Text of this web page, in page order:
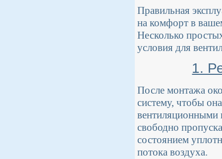
Правильная
на комфорт в
Несколько
условия для
1.
После монтажа
систему, чтобы
вентиляционными
свободно
состоянием
потока воздуха.